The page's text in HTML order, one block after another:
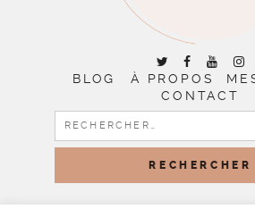
BLOG À PROPOS
CONTACT